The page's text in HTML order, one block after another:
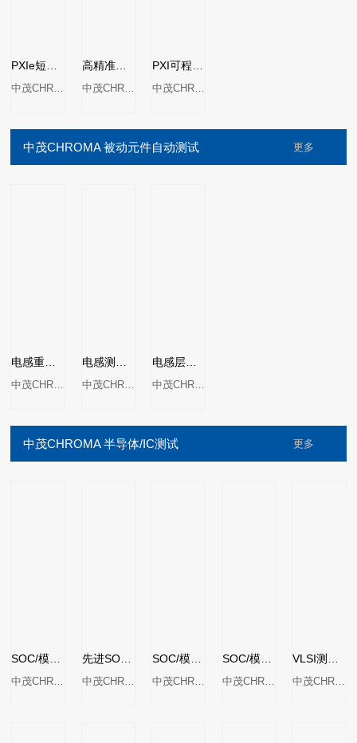
PXIe短脉冲电源量测单元 Model 52403P
中茂CHROMA
高精准电源量测单元 Model 52400 Series
中茂CHROMA
PXI可程式直流电源供应器 Model 52912/52914
中茂CHROMA
中茂CHROMA 被动元件自动测试 更多
电感重迭电流自动测试系统MODEL 1871B
中茂CHROMA
电感测试包装机MODEL 1870D系列
中茂CHROMA
电感层间短路自动测试系统MODEL 1871
中茂CHROMA
中茂CHROMA 半导体/IC测试 更多
SOC/模拟测试系统MODEL 3650-S2
中茂CHROMA
先进SOC测试系统MODEL 3680
中茂CHROMA
SOC/模拟测试系统型号3650
中茂CHROMA
SOC/模拟测试系统型号 3650-EX
中茂CHROMA
VLSI测试系统MODEL 3380P
中茂CHROMA